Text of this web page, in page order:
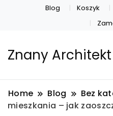
Blog Koszyk
Znany Architekt
Home Blog Bez
mieszkania – jak